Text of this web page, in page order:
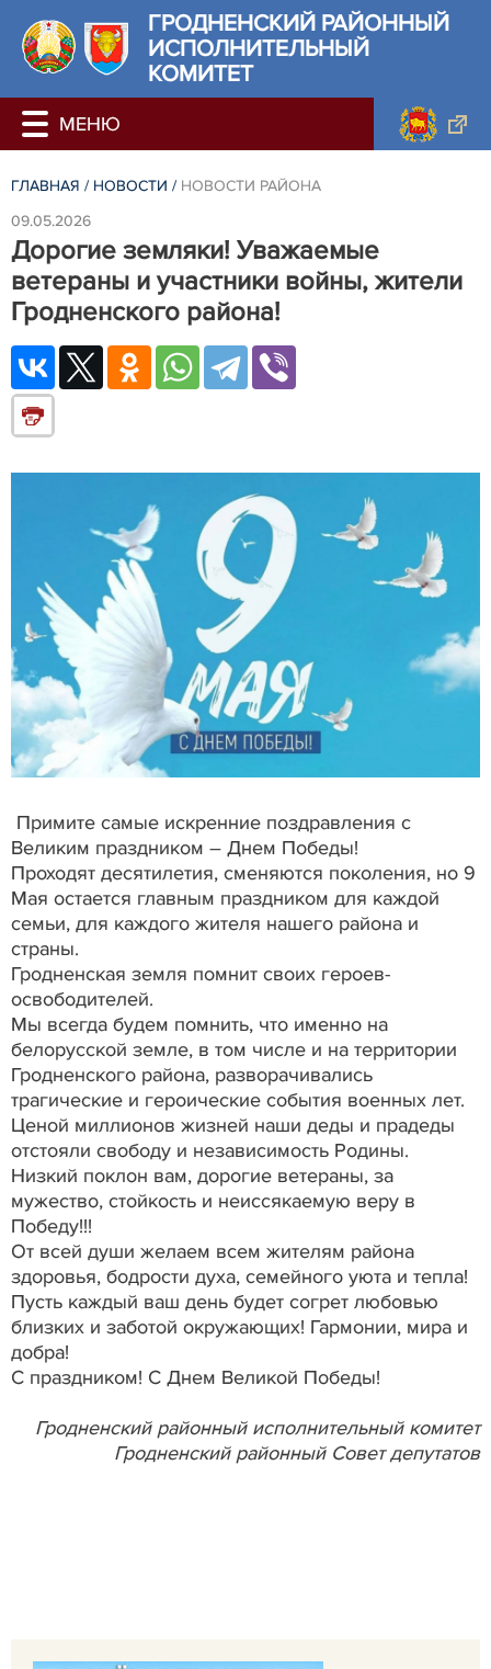
ГРОДНЕНСКИЙ РАЙОННЫЙ
ИСПОЛНИТЕЛЬНЫЙ
КОМИТЕТ
ГЛАВНАЯ / НОВОСТИ / НОВОСТИ РАЙОНА
09.05.2026
Дорогие земляки! Уважаемые
ветераны и участники войны, жители
Гродненского района!
Примите самые искренние поздравления с
Великим праздником – Днем Победы!
Проходят десятилетия, сменяются поколения, но 9
Мая остается главным праздником для каждой
семьи, для каждого жителя нашего района и
страны.
Гродненская земля помнит своих героев-
освободителей.
Мы всегда будем помнить, что именно на
белорусской земле, в том числе и на территории
Гродненского района, разворачивались
трагические и героические события военных лет.
Ценой миллионов жизней наши деды и прадеды
отстояли свободу и независимость Родины.
Низкий поклон вам, дорогие ветераны, за
мужество, стойкость и неиссякаемую веру в
Победу!!!
От всей души желаем всем жителям района
здоровья, бодрости духа, семейного уюта и тепла!
Пусть каждый ваш день будет согрет любовью
близких и заботой окружающих! Гармонии, мира и
добра!
С праздником! С Днем Великой Победы!
Гродненский районный исполнительный комитет
Гродненский районный Совет депутатов